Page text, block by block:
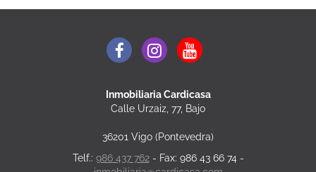
Inmobiliaria Cardicasa
Calle Urzaiz, 77, Bajo
36201 Vigo (Pontevedra)
Telf.: 986 437 762- Fax: 986 43 66 74 -